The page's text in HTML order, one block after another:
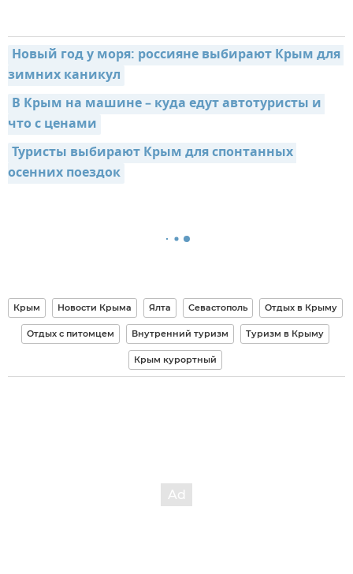
Новый год у моря: россияне выбирают Крым для
зимних каникул
В Крым на машине – куда едут автотуристы и
что с ценами
Туристы выбирают Крым для спонтанных
осенних поездок
Крым Новости Крыма Ялта Севастополь Отдых в Крыму
Отдых с питомцем Внутренний туризм Туризм в Крыму
Крым курортный